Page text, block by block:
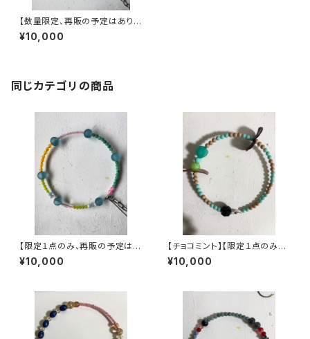
【数量限定、再販の予定はありま
せん】ヴィンテージパーツで作っ
た丸型3wayネックレス【3股】
¥10,000
同じカテゴリの商品
【限定１点のみ、再販の予定はあ
りません】ヴィンテージパーツで
作った丸型3wayネックレス【3
¥10,000
【チョコミント】【限定１点のみ、
再販の予定はありません】ヴィン
テージパーツで作った丸型3wa
¥10,000